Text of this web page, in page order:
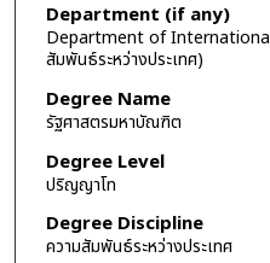
Department (if any)
Department of International
สัมพันธ์ระหว่างประเทศ)
Degree Name
รัฐศาสตรมหาบัณฑิต
Degree Level
ปริญญาโท
Degree Discipline
ความสัมพันธ์ระหว่างประเทศ